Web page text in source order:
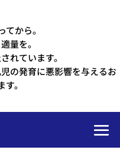
から。
量を。
れています。
の発育に悪影響を与えるお
。